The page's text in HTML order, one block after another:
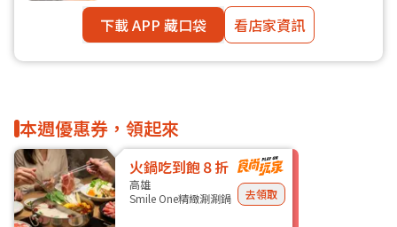
下載 APP 藏口袋
看店家資訊
本週優惠券，領起來
火鍋吃到飽８折
高雄
Smile One精緻涮涮鍋
去領取